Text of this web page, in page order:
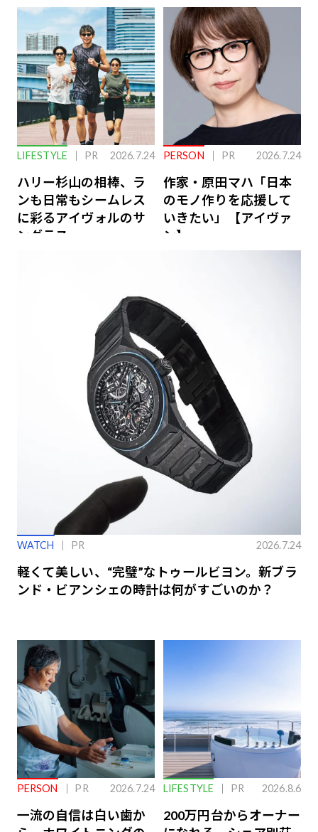
下を救う、脳のインナ
ーケアとは
LIFESTYLE PR 2026.7.24
ハリー杉山の相棒、ラ
ンも日常もシームレス
に彩るアイヴォルのサ
ングラス
PERSON PR 2026.7.24
作家・原田マハ「日本
のモノ作りを応援して
いきたい」【アイヴァ
ン】
WATCH PR 2026.7.24
軽くて美しい、“完璧”なトゥールビヨン。新ブラ
ンド・ビアンシェの時計は何がすごいのか？
PERSON PR 2026.7.24
一流の自信は白い歯か
LIFESTYLE PR 2026.8.6
200万円台からオーナー